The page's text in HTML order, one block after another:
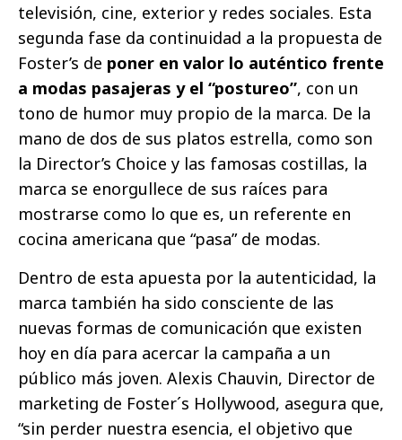
televisión, cine, exterior y redes sociales. Esta
segunda fase da continuidad a la propuesta de
Foster’s de poner en valor lo auténtico frente
a modas pasajeras y el “postureo”, con un
tono de humor muy propio de la marca. De la
mano de dos de sus platos estrella, como son
la Director’s Choice y las famosas costillas, la
marca se enorgullece de sus raíces para
mostrarse como lo que es, un referente en
cocina americana que “pasa” de modas.
Dentro de esta apuesta por la autenticidad, la
marca también ha sido consciente de las
nuevas formas de comunicación que existen
hoy en día para acercar la campaña a un
público más joven. Alexis Chauvin, Director de
marketing de Foster´s Hollywood, asegura que,
“sin perder nuestra esencia, el objetivo que